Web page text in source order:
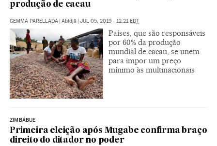
produção de cacau
GEMMA PARELLADA Abidjã JUL 05, 2019 - 12:21 EDT
Países, que são responsáveis
por 60% da produção
mundial de cacau, se unem
para impor um preço
mínimo às multinacionais
ZIMBÁBUE
Primeira eleição após Mugabe confirma braço
direito do ditador no poder